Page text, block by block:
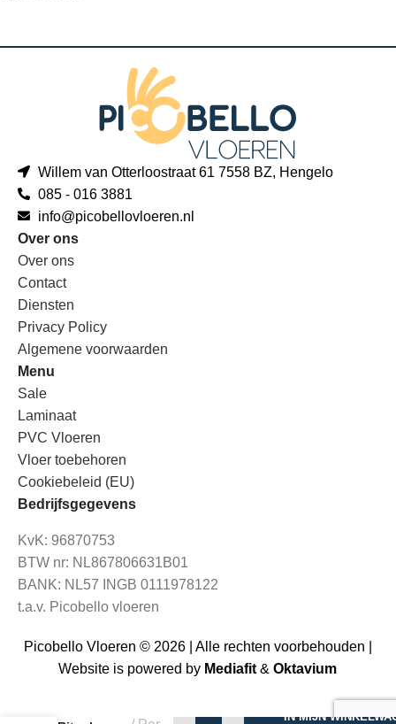
Willem van Otterloostraat 61 7558 BZ, Hengelo
085 - 016 3881
info@picobellovloeren.nl
Over ons
Over ons
Contact
Diensten
Privacy Policy
Algemene voorwaarden
Menu
Sale
Laminaat
PVC Vloeren
Vloer toebehoren
Cookiebeleid (EU)
Bedrijfsgegevens
KvK: 96870753
BTW nr: NL867806631B01
BANK: NL57 INGB 0111978122
t.a.v. Picobello vloeren
Picobello Vloeren © 2026 | Alle rechten voorbehouden |
Website is powered by Mediafit &Oktavium
29,95
IN MIJN